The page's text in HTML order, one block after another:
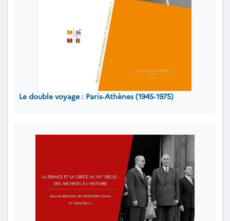
Le double voyage : Paris‐Athènes (1945‐1975)